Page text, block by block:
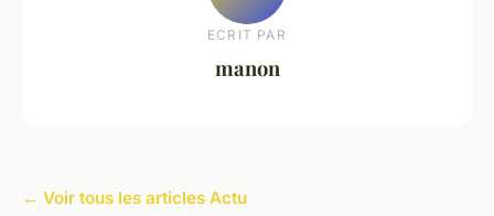
ECRIT PAR
manon
← Voir tous les articles Actu